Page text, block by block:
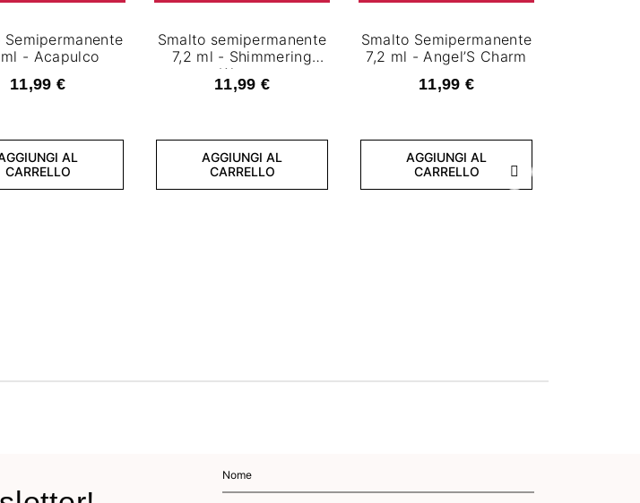
Successivo
Semipermanente
- Acapulco
11,99 €
AL
CARRELLO
Smalto semipermanente
7,2 ml - Shimmering
Waves
11,99 €
AGGIUNGI AL
CARRELLO
Smalto Semipermanente
7,2 ml - Angel’S Charm
11,99 €
AGGIUNGI AL
CARRELLO